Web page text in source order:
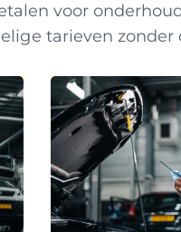
voor
tarieven zonder